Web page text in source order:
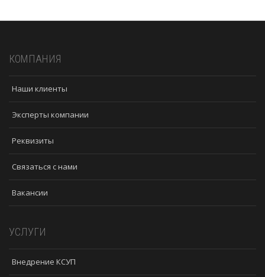
КОМПАНИЯ
Наши клиенты
Эксперты компании
Реквизиты
Связаться с нами
Вакансии
УСЛУГИ
Внедрение КСУП